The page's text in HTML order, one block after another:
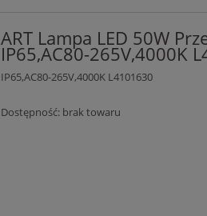
ART Lampa LED 50W
IP65,AC80-265V,4000K
IP65,AC80-265V,4000K L4101630
Dostępność: brak towaru